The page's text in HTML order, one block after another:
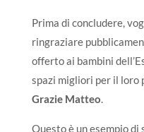
Prima di concludere,
ringraziare
offerto ai bambini
spazi migliori per il loro
Grazie Matteo.
Questo è un esempio